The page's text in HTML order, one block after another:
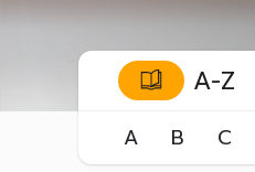
A-Z
A B C